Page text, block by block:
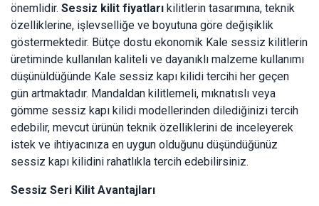
önemlidir. Sessiz kilit fiyatları kilitlerin tasarımına, teknik
özelliklerine, işlevselliğe ve boyutuna göre değişiklik
göstermektedir. Bütçe dostu ekonomik Kale sessiz kilitlerin
üretiminde kullanılan kaliteli ve dayanıklı malzeme kullanımı
düşünüldüğünde Kale sessiz kapı kilidi tercihi her geçen
gün artmaktadır. Mandaldan kilitlemeli, mıknatıslı veya
gömme sessiz kapı kilidi modellerinden dilediğinizi tercih
edebilir, mevcut ürünün teknik özelliklerini de inceleyerek
istek ve ihtiyacınıza en uygun olduğunu düşündüğünüz
sessiz kapı kilidini rahatlıkla tercih edebilirsiniz.
Sessiz Seri Kilit Avantajları